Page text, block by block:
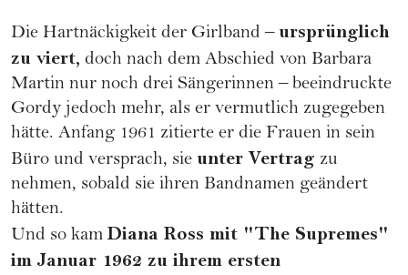
Die Hartnäckigkeit der Girlband – ursprünglich
zu viert, doch nach dem Abschied von Barbara
Martin nur noch drei Sängerinnen – beeindruckte
Gordy jedoch mehr, als er vermutlich zugegeben
hätte. Anfang 1961 zitierte er die Frauen in sein
Büro und versprach, sie unter Vertrag zu
nehmen, sobald sie ihren Bandnamen geändert
hätten.
Und so kamDiana Ross mit "The Supremes"
im Januar 1962 zu ihrem ersten